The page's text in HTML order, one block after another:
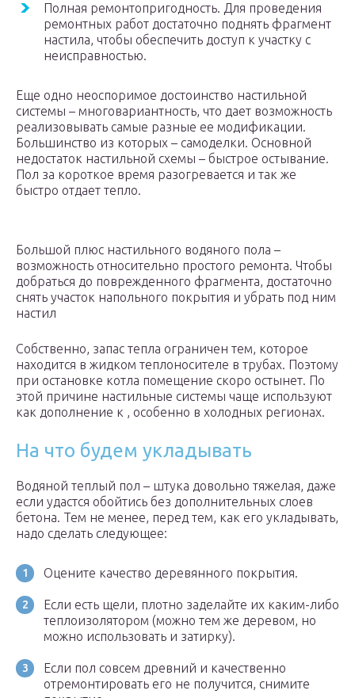
Полная ремонтопригодность. Для проведения
ремонтных работ достаточно поднять фрагмент
настила, чтобы обеспечить доступ к участку с
неисправностью.
Еще одно неоспоримое достоинство настильной
системы – многовариантность, что дает возможность
реализовывать самые разные ее модификации.
Большинство из которых – самоделки. Основной
недостаток настильной схемы – быстрое остывание.
Пол за короткое время разогревается и так же
быстро отдает тепло.
Большой плюс настильного водяного пола –
возможность относительно простого ремонта. Чтобы
добраться до поврежденного фрагмента, достаточно
снять участок напольного покрытия и убрать под ним
настил
Собственно, запас тепла ограничен тем, которое
находится в жидком теплоносителе в трубах. Поэтому
при остановке котла помещение скоро остынет. По
этой причине настильные системы чаще используют
как дополнение к , особенно в холодных регионах.
На что будем укладывать
Водяной теплый пол – штука довольно тяжелая, даже
если удастся обойтись без дополнительных слоев
бетона. Тем не менее, перед тем, как его укладывать,
надо сделать следующее:
Оцените качество деревянного покрытия.
Если есть щели, плотно заделайте их каким-либо
теплоизолятором (можно тем же деревом, но
можно использовать и затирку).
Если пол совсем древний и качественно
отремонтировать его не получится, снимите